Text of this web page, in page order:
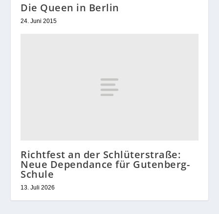
Die Queen in Berlin
24. Juni 2015
Richtfest an der Schlüterstraße:
Neue Dependance für Gutenberg-
Schule
13. Juli 2026